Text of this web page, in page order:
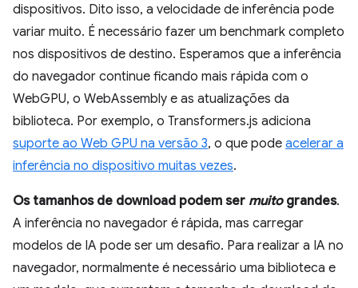
dispositivos. Dito isso, a velocidade de inferência pode
variar muito. É necessário fazer um benchmark completo
nos dispositivos de destino. Esperamos que a inferência
do navegador continue ficando mais rápida com o
WebGPU, o WebAssembly e as atualizações da
biblioteca. Por exemplo, o Transformers.js adiciona
suporte ao Web GPU na versão 3, o que pode acelerar a
inferência no dispositivo muitas vezes.
Os tamanhos de download podem ser muitograndes.
A inferência no navegador é rápida, mas carregar
modelos de IA pode ser um desafio. Para realizar a IA no
navegador, normalmente é necessário uma biblioteca e